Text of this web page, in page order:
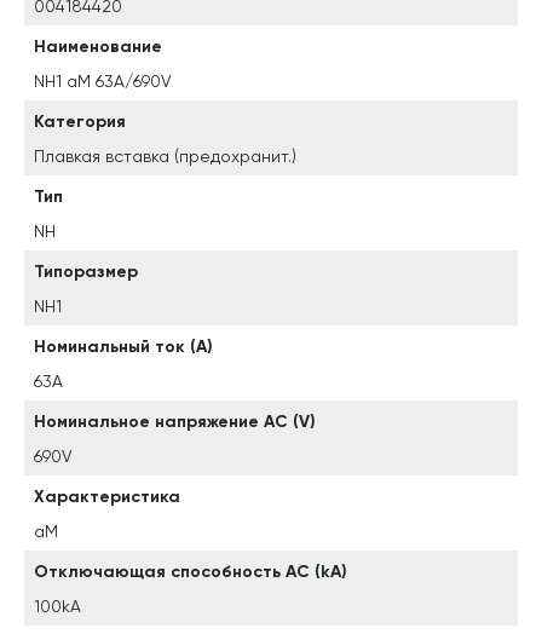
004184420
Наименование
NH1 aM 63A/690V
Категория
Плавкая вставка (предохранит.)
Тип
NH
Типоразмер
NH1
Номинальный ток (A)
63A
Номинальное напряжение AC (V)
690V
Характеристика
aM
Отключающая способность AC (kA)
100kA